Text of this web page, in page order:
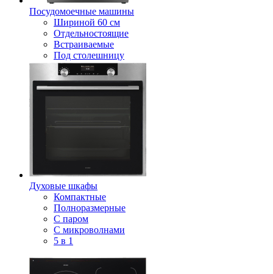
Посудомоечные машины
Шириной 60 см
Отдельностоящие
Встраиваемые
Под столешницу
Духовые шкафы
Компактные
Полноразмерные
С паром
С микроволнами
5 в 1